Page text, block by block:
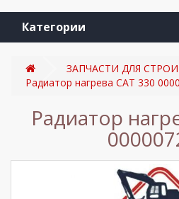
Категории
ЗАПЧАСТИ ДЛЯ
Радиатор нагрева CAT 330
Радиатор